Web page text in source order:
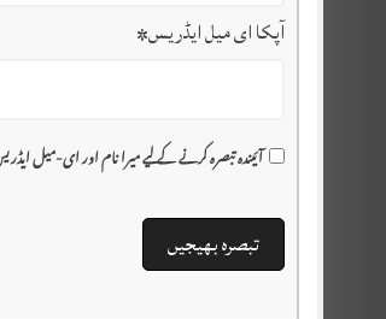
آپکا ای میل ایڈریس*
آئیندہ تبصرہ کرنے کے لیے میرا نام اور ای-میل